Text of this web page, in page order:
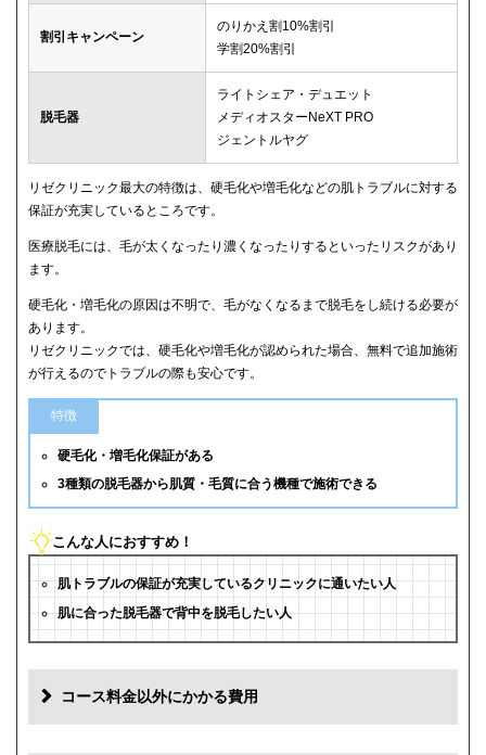
割引キャンペーン
のりかえ割10%割引
学割20%割引
脱毛器
ライトシェア・デュエット
メディオスターNeXT PRO
ジェントルヤグ
リゼクリニック最大の特徴は、硬毛化や増毛化などの肌トラブルに対する
保証が充実しているところです。
医療脱毛には、毛が太くなったり濃くなったりするといったリスクがあり
ます。
硬毛化・増毛化の原因は不明で、毛がなくなるまで脱毛をし続ける必要が
あります。
リゼクリニックでは、硬毛化や増毛化が認められた場合、無料で追加施術
が行えるのでトラブルの際も安心です。
特徴
硬毛化・増毛化保証がある
3種類の脱毛器から肌質・毛質に合う機種で施術できる
こんな人におすすめ！
肌トラブルの保証が充実しているクリニックに通いたい人
肌に合った脱毛器で背中を脱毛したい人
コース料金以外にかかる費用